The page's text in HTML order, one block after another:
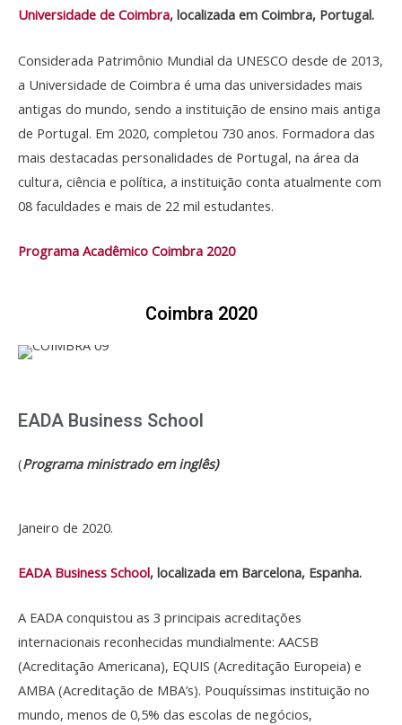
EADA Business School
(Programa ministrado em inglês)
Janeiro de 2020.
EADA Business School, localizada em Barcelona, Espanha.
A EADA conquistou as 3 principais acreditações
internacionais reconhecidas mundialmente: AACSB
(Acreditação Americana), EQUIS (Acreditação Europeia) e
AMBA (Acreditação de MBA’s). Pouquíssimas instituição no
mundo, menos de 0,5% das escolas de negócios,
Universidade de Coimbra, localizada em Coimbra, Portugal.
Considerada Patrimônio Mundial da UNESCO desde de 2013,
a Universidade de Coimbra é uma das universidades mais
antigas do mundo, sendo a instituição de ensino mais antiga
de Portugal. Em 2020, completou 730 anos. Formadora das
mais destacadas personalidades de Portugal, na área da
cultura, ciência e política, a instituição conta atualmente com
08 faculdades e mais de 22 mil estudantes.
Programa Acadêmico Coimbra 2020
Coimbra 2020